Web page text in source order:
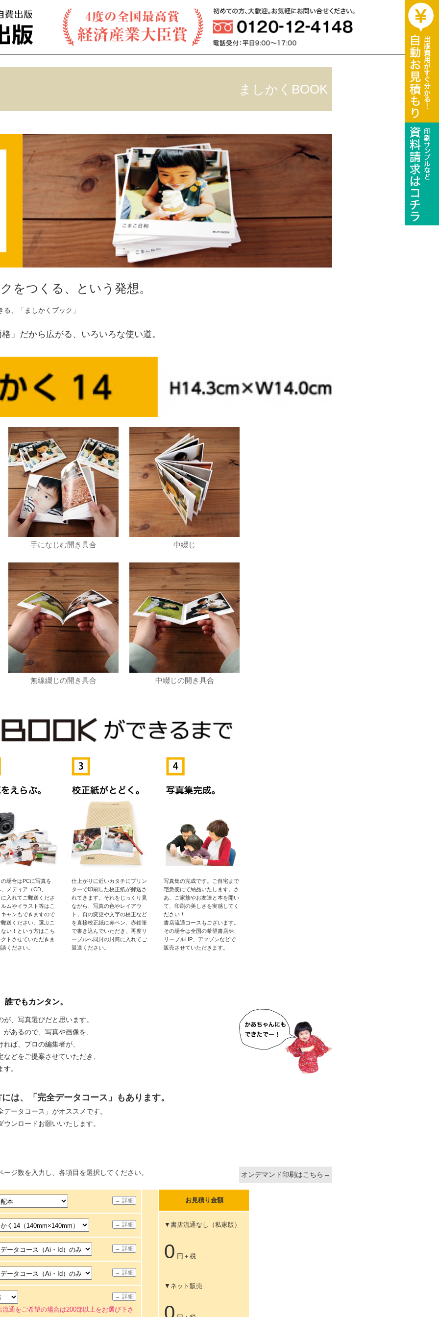
まで。あなたの作品を最高の形で残
ましかくBOOK
をつくる、という発想。
、「ましかくブック」
」だから広がる、いろいろな使い道。
手になじむ開き具合 中綴じ
無線綴じの開き具合 中綴じの開き具合
場合はPCに写真を
メディア（CD、
入れてご郵送くださ
ムやイラスト等はこ
ャンもできますので
送ください。選ぶこ
い！という方はこち
トさせていただきま
ください。
仕上がりに近いカタチにプリン
ターで印刷した校正紙が郵送さ
れてきます。それをじっくり見
ながら、写真の色やレイアウ
ト、頁の変更や文字の校正など
を直接校正紙に赤ペン、赤鉛筆
で書き込んでいただき、再度リ
ーブルへ同封の封筒に入れてご
返送ください。
写真集の完成です。ご自宅まで
宅急便にて納品いたします。さ
あ、ご家族やお友達と本を開い
て、印刷の美しさを実感してく
ださい！
書店流通コースもございます。
その場合は全国の希望書店や、
リーブルHP、アマゾンなどで
販売させていただきます。
でもカンタン。
、写真選びだと思います。
あるので、写真や画像を、
ば、プロの編集者が、
どをご提案させていただき、
。
は、「完全データコース」もあります。
ータコース」がオススメです。
ンロードお願いいたします。
ージ数を入力し、各項目を選択してください。 オンデマンド印刷はこちら→
→ 詳細 お見積り金額
▼書店流通なし（私家版）
0 円＋税
▼ネット販売
0
→ 詳細
→ 詳細
→ 詳細
→ 詳細
通をご希望の場合は200部以上をお選び下さ